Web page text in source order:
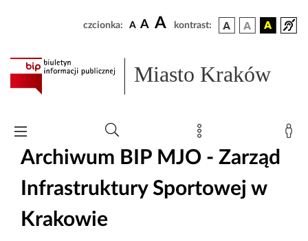
czcionka: A A A kontrast:
Miasto Kraków
Archiwum BIP MJO - Zarząd
Infrastruktury Sportowej w
Krakowie